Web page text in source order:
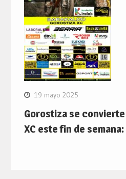
19 mayo 2025
Gorostiza se
XC este fin de